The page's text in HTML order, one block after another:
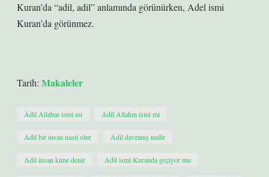
Kuran’da “adil, adil” anlamında görünürken, Adel ismi
Kuran’da görünmez.
Tarih: Makaleler
Âdil Allahın ismi mi Adil Allahın ismi mi
Adil bir insan nasıl olur Âdil davranış nedir
Adil insan kime denir Adil ismi Kuranda geçiyor mu